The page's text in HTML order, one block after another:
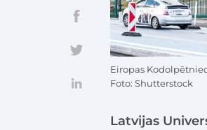
Latvijas
Eiropas
Foto: Shutterstock